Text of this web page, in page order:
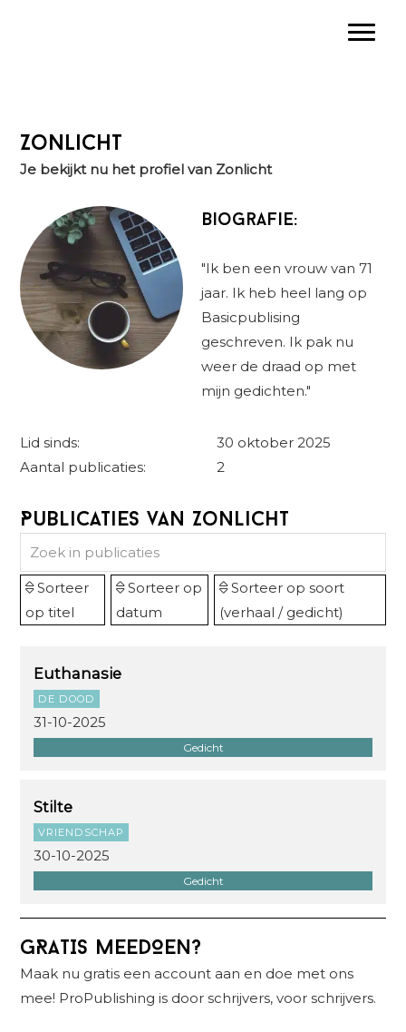
Zonlicht
Je bekijkt nu het profiel van Zonlicht
Biografie:
"Ik ben een vrouw van 71
jaar. Ik heb heel lang op
Basicpublising
geschreven. Ik pak nu
weer de draad op met
mijn gedichten."
Lid sinds:
30 oktober 2025
Aantal publicaties:
2
Publicaties van Zonlicht
Sorteer
op titel
Sorteer op
datum
Sorteer op soort
(verhaal / gedicht)
Euthanasie
DE DOOD
31-10-2025
Gedicht
Stilte
VRIENDSCHAP
30-10-2025
Gedicht
Primaire
Sidebar
GRATIS MEEDOEN?
Maak nu gratis een account aan en doe met ons
mee! ProPublishing is door schrijvers, voor schrijvers.